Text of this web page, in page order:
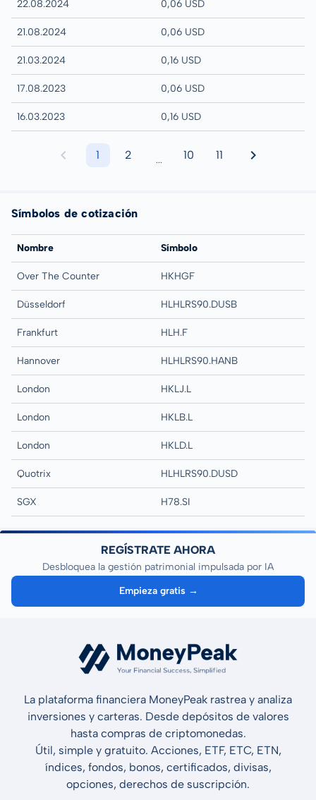
22.08.2024 0,06 USD
21.08.2024 0,06 USD
21.03.2024 0,16 USD
17.08.2023 0,06 USD
16.03.2023 0,16 USD
1 2 ... 10 11
Símbolos de cotización
Nombre Símbolo
Over The Counter HKHGF
Düsseldorf HLHLRS90.DUSB
Frankfurt HLH.F
Hannover HLHLRS90.HANB
London HKLJ.L
London HKLB.L
London HKLD.L
Quotrix HLHLRS90.DUSD
SGX H78.SI
REGÍSTRATE AHORA
Desbloquea la gestión patrimonial impulsada por IA
Empieza gratis →
La plataforma financiera MoneyPeak rastrea y analiza
inversiones y carteras. Desde depósitos de valores
hasta compras de criptomonedas.
Útil, simple y gratuito. Acciones, ETF, ETC, ETN,
índices, fondos, bonos, certificados, divisas,
opciones, derechos de suscripción.